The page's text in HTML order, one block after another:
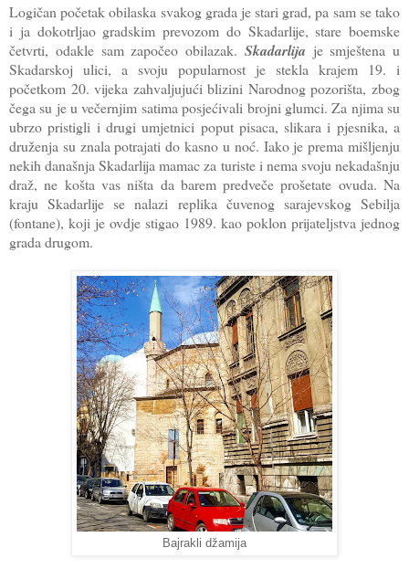
Logičan početak obilaska svakog grada je stari grad, pa sam se tako
i ja dokotrljao gradskim prevozom do Skadarlije, stare boemske
četvrti, odakle sam započeo obilazak. Skadarlija je smještena u
Skadarskoj ulici, a svoju popularnost je stekla krajem 19. i
početkom 20. vijeka zahvaljujući blizini Narodnog pozorišta, zbog
čega su je u večernjim satima posjećivali brojni glumci. Za njima su
ubrzo pristigli i drugi umjetnici poput pisaca, slikara i pjesnika, a
druženja su znala potrajati do kasno u noć. Iako je prema mišljenju
nekih današnja Skadarlija mamac za turiste i nema svoju nekadašnju
draž, ne košta vas ništa da barem predveče prošetate ovuda. Na
kraju Skadarlije se nalazi replika čuvenog sarajevskog Sebilja
(fontane), koji je ovdje stigao 1989. kao poklon prijateljstva jednog
grada drugom.
Bajrakli džamija